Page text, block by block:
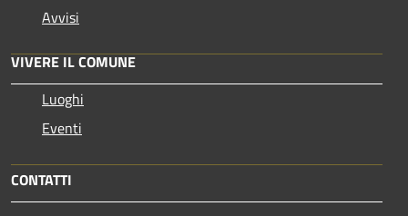
Avvisi
VIVERE IL COMUNE
Luoghi
Eventi
CONTATTI